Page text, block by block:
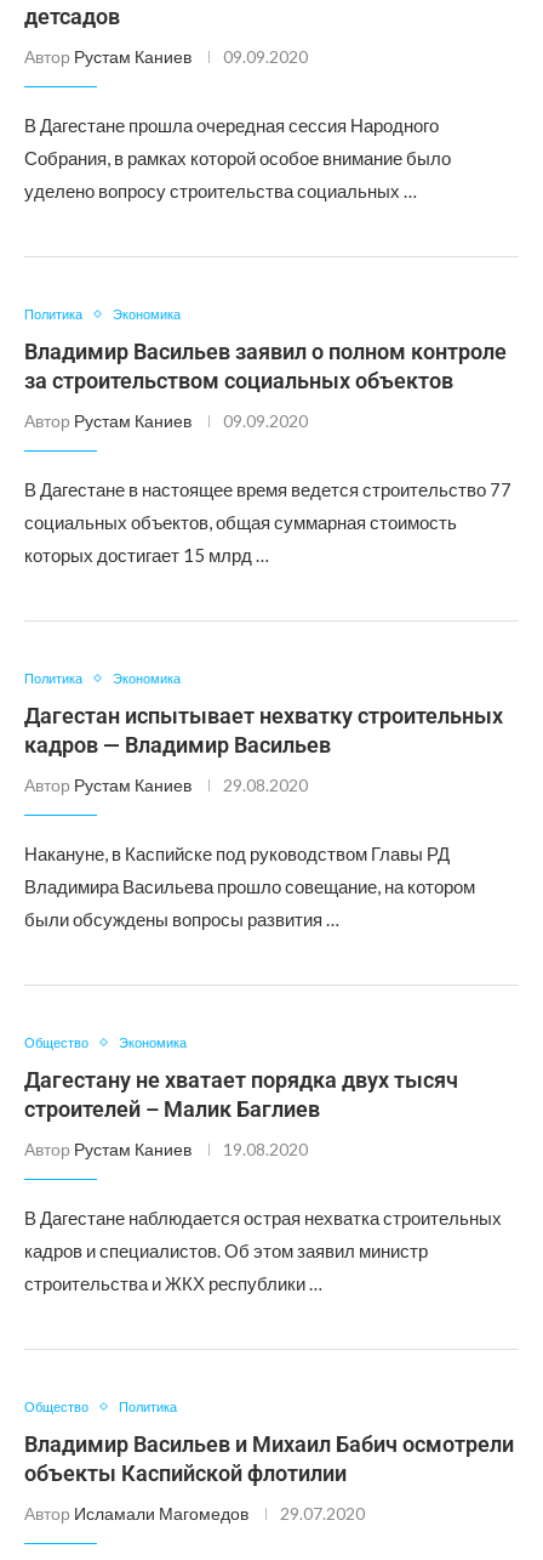
детсадов
Автор Рустам Каниев 09.09.2020
В Дагестане прошла очередная сессия Народного
Собрания, в рамках которой особое внимание было
уделено вопросу строительства социальных …
Политика Экономика
Владимир Васильев заявил о полном контроле
за строительством социальных объектов
Автор Рустам Каниев 09.09.2020
В Дагестане в настоящее время ведется строительство 77
социальных объектов, общая суммарная стоимость
которых достигает 15 млрд …
Политика Экономика
Дагестан испытывает нехватку строительных
кадров — Владимир Васильев
Автор Рустам Каниев 29.08.2020
Накануне, в Каспийске под руководством Главы РД
Владимира Васильева прошло совещание, на котором
были обсуждены вопросы развития …
Общество Экономика
Дагестану не хватает порядка двух тысяч
строителей – Малик Баглиев
Автор Рустам Каниев 19.08.2020
В Дагестане наблюдается острая нехватка строительных
кадров и специалистов. Об этом заявил министр
строительства и ЖКХ республики …
Общество Политика
Владимир Васильев и Михаил Бабич осмотрели
объекты Каспийской флотилии
Автор Исламали Магомедов 29.07.2020